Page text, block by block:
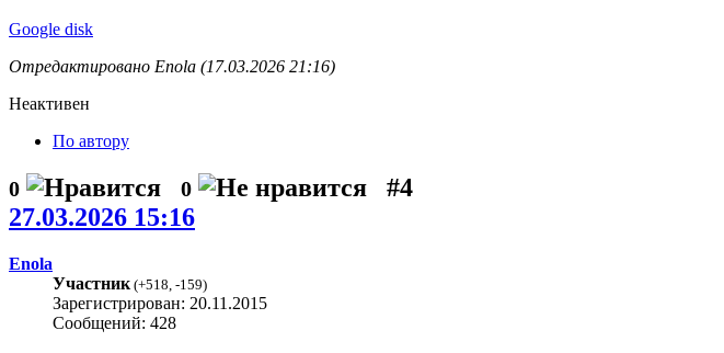
Google disk
Отредактировано Enola (17.03.2026 21:16)
Неактивен
По автору
0 0
#4
27.03.2026 15:16
Enola
Участник (+518 -159)
Зарегистрирован: 20.11.2015
Сообщений: 428